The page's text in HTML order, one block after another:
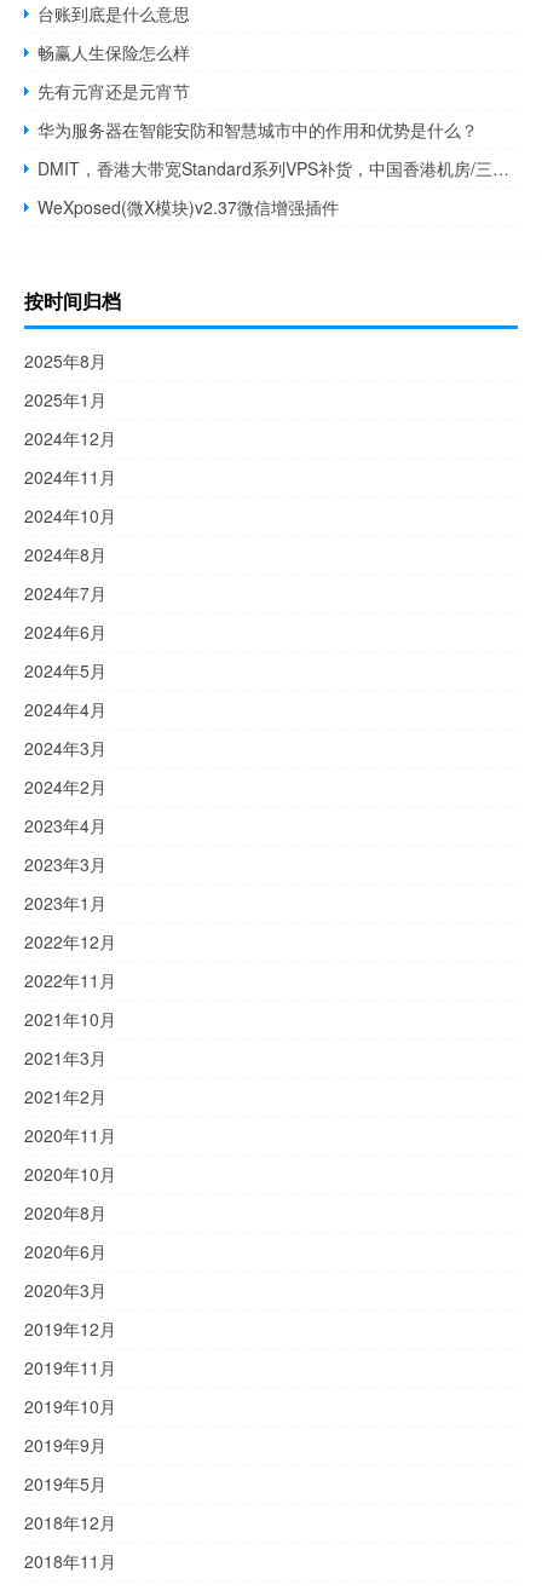
台账到底是什么意思
畅赢人生保险怎么样
先有元宵还是元宵节
华为服务器在智能安防和智慧城市中的作用和优势是什么？
DMIT，香港大带宽Standard系列VPS补货，中国香港机房/三网回程移动CMI，KVM虚拟/1Gbps带宽$12.9/月
WeXposed(微X模块)v2.37微信增强插件
按时间归档
2025年8月
2025年1月
2024年12月
2024年11月
2024年10月
2024年8月
2024年7月
2024年6月
2024年5月
2024年4月
2024年3月
2024年2月
2023年4月
2023年3月
2023年1月
2022年12月
2022年11月
2021年10月
2021年3月
2021年2月
2020年11月
2020年10月
2020年8月
2020年6月
2020年3月
2019年12月
2019年11月
2019年10月
2019年9月
2019年5月
2018年12月
2018年11月